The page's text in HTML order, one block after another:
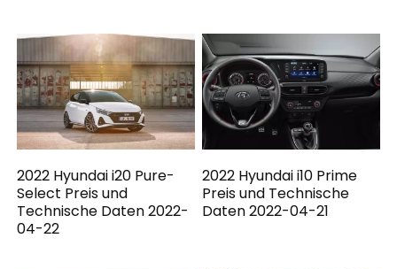
2022 Hyundai i20 Pure-
Select Preis und
Technische Daten 2022-
04-22
2022 Hyundai i10 Prime
Preis und Technische
Daten 2022-04-21